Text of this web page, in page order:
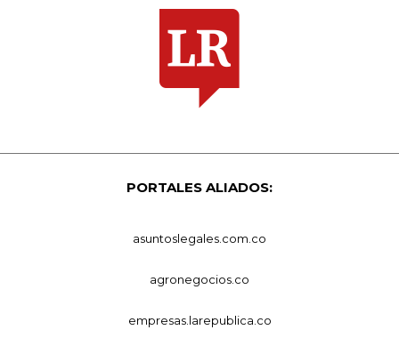
PORTALES ALIADOS:
asuntoslegales.com.co
agronegocios.co
empresas.larepublica.co